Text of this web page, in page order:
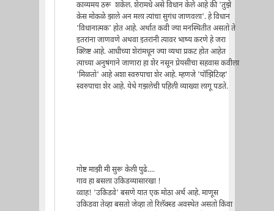
काव्यमय ठरू शकेल. शेरामधे असे विधान केले आहे की 'तुझे
केस मोकळे झाले अन मला त्यांचा सुगंध जाणवला'. हे विधान
'विधानात्मक' होत आहे. अर्थात कवी ज्या मनस्थितीत असतो ते
इतरांना जाणवणे अथवा इतरांनी त्यावर भाष्य करणे हे जरा
क्लिष्ट आहे. आधीच्या शेरांमधून ज्या व्यथा प्रकट होत आहेत
त्याच्या अनुषंगाने जाणारा हा शेर नसून प्रेयसीचा सहवास कवीला
'मिळतो' आहे अशा स्वरुपाचा शेर आहे. म्हणजे 'पॉझिटिव्ह'
स्वरुपाचा शेर आहे. येथे गझलेची पहिली व्याख्या लागू पडते.
गोष्ट माझी मी सुरू केली पुढे....
गाव हा बसला उकिडव्यासारखा !
व्वाह! 'उकिडवे' बसणे यात एक मोठा अर्थ आहे. माणूस
उकिडवा तेव्हा बसतो जेव्हा तो रिलॅक्स्ड अवस्थेत असतो किंवा